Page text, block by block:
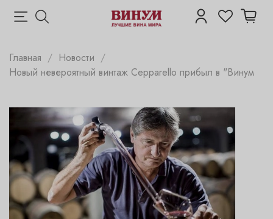
Главная
Новости
Новый невероятный винтаж Cepparello прибыл в "Винум